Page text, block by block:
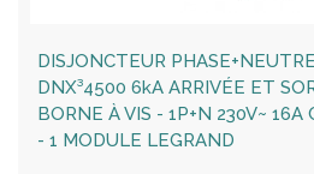
DISJONCTEUR PHASE+NEUTRE
DNX³4500 6kA ARRIVÉE ET
BORNE À VIS - 1P+N 230V~ 16A
- 1 MODULE LEGRAND